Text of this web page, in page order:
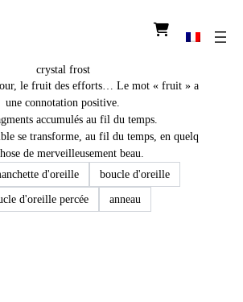
o
q
u
e
crystal frost
le fruit des efforts… Le mot « fruit » a
une connotation positive.
accumulés au fil du temps.
se transforme, au fil du temps, en quelq
de merveilleusement beau.
d'oreille boucle d'oreille
d'oreille percée anneau